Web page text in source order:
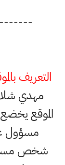
التعريف
مهدي
الموقع
مسؤول
شخص